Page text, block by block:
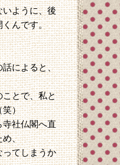
ように、後
くんです。
によると、
ことで、私と
笑）
社仏閣へ直
め、
ってしまうか